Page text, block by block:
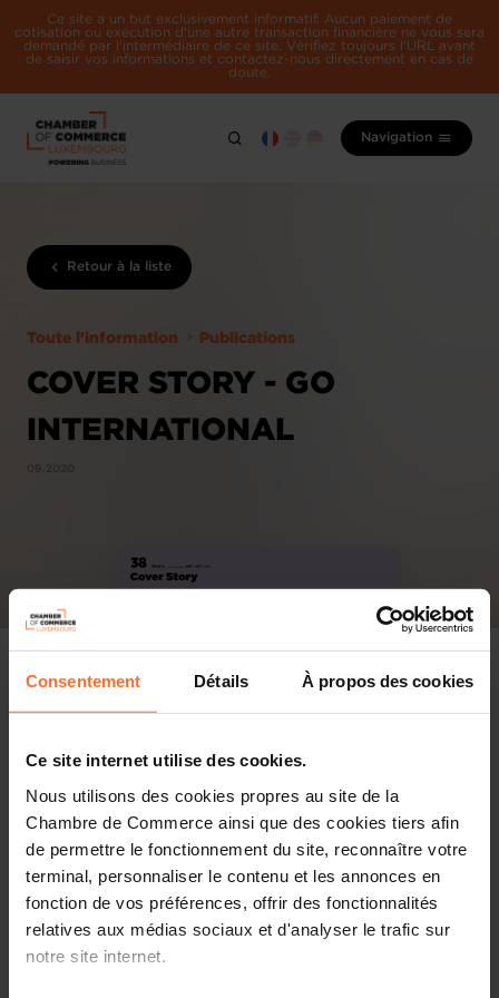
Consentement Détails À propos des cookies
Ce site internet utilise des cookies.
Nous utilisons des cookies propres au site de la
Chambre de Commerce ainsi que des cookies tiers afin
de permettre le fonctionnement du site, reconnaître votre
terminal, personnaliser le contenu et les annonces en
fonction de vos préférences, offrir des fonctionnalités
relatives aux médias sociaux et d'analyser le trafic sur
notre site internet.
Ce site a un but exclusivement informatif. Aucun paiement de
cotisation ou exécution d'une autre transaction financière ne vous sera
demandé par l'intermédiaire de ce site. Vérifiez toujours l'URL avant
de saisir vos informations et contactez-nous directement en cas de
doute.
Navigation
Retour à la liste
Toute l'information Publications
COVER STORY - GO
INTERNATIONAL